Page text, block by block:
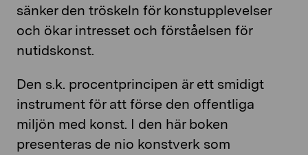
sänker den tröskeln för konstupplevelser
och ökar intresset och förståelsen för
nutidskonst.
Den s.k. procentprincipen är ett smidigt
instrument för att förse den offentliga
miljön med konst. I den här boken
presenteras de nio konstverk som